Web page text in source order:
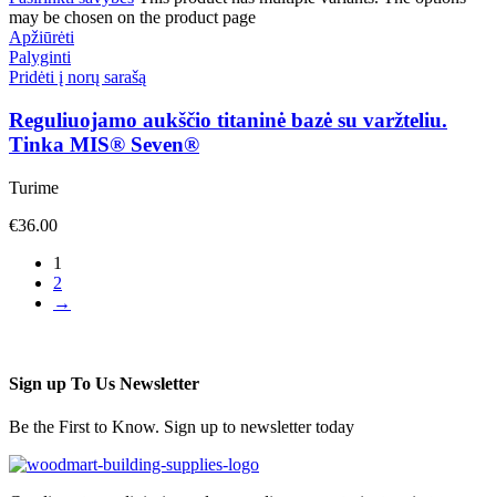
may be chosen on the product page
Apžiūrėti
Palyginti
Pridėti į norų sarašą
Reguliuojamo aukščio titaninė bazė su varžteliu.
Tinka MIS® Seven®
Turime
€36.00
1
2
→
Sign up To Us Newsletter
Be the First to Know. Sign up to newsletter today